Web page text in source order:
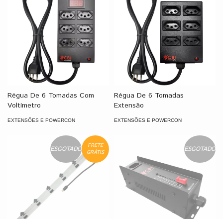
Régua De 6 Tomadas Com
Voltímetro
EXTENSÕES E POWERCON
Régua De 6 Tomadas
Extensão
EXTENSÕES E POWERCON
ESGOTADO
FRETE
GRÁTIS
ESGOTADO